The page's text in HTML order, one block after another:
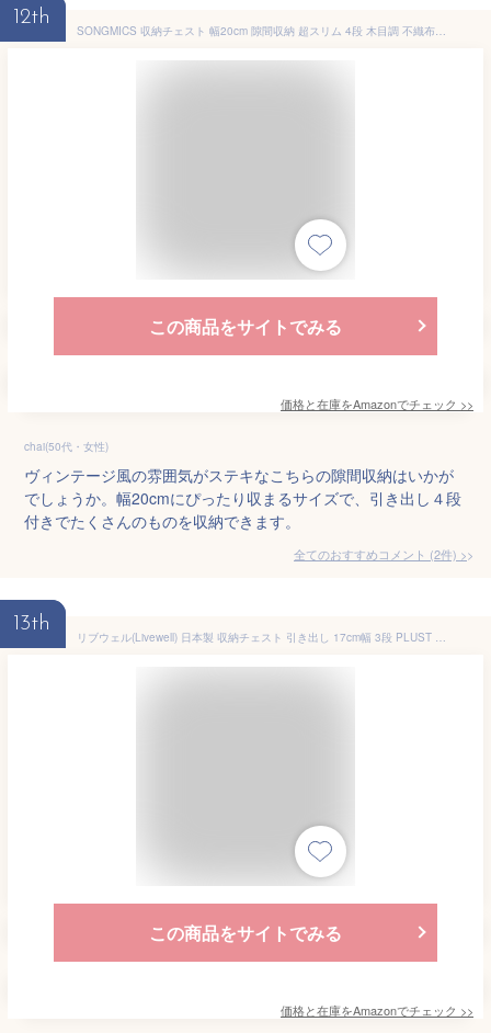
12th
SONGMICS 収納チェスト 幅20cm 隙間収納 超スリム 4段 木目調 不織布 省スペース 20×48×75cm 引き出し 組立簡単 おしゃれ 隙間適用 LGS041B01
この商品をサイトでみる
価格と在庫をAmazonでチェック >>
chai(50代・女性)
ヴィンテージ風の雰囲気がステキなこちらの隙間収納はいかが
でしょうか。幅20cmにぴったり収まるサイズで、引き出し４段
付きでたくさんのものを収納できます。
全てのおすすめコメント (2件) >
13th
リブウェル(Livewell) 日本製 収納チェスト 引き出し 17cm幅 3段 PLUST プラストベーシック FR1703 (ホワイト)
この商品をサイトでみる
価格と在庫をAmazonでチェック >>